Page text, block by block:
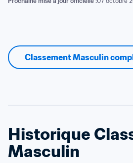
Classement Masculin
Historique
Masculin